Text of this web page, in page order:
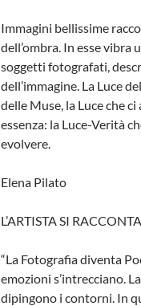
Immagini bellissime
dell’ombra. In esse vibra
soggetti fotografati,
dell’immagine. La Luce
delle Muse, la Luce che
essenza: la Luce-Verità
evolvere.
Elena Pilato
L’ARTISTA SI RACCONTA
“La Fotografia diventa
emozioni s’intrecciano.
dipingono i contorni. In